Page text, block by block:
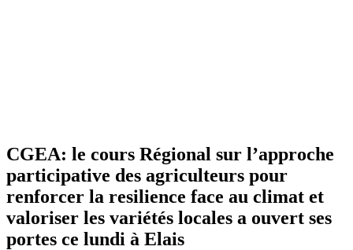
CGEA: le cours Régional sur l’approche
participative des agriculteurs pour
renforcer la resilience face au climat et
valoriser les variétés locales a ouvert ses
portes ce lundi à Elais